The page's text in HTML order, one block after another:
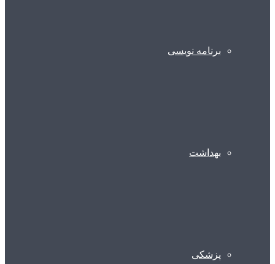
برنامه نویسی
بهداشت
پزشکی